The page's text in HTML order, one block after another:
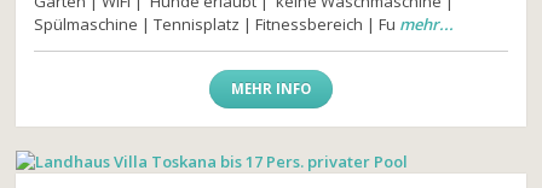
Spülmaschine | Tennisplatz | Fitnessbereich | Fu mehr...
MEHR INFO